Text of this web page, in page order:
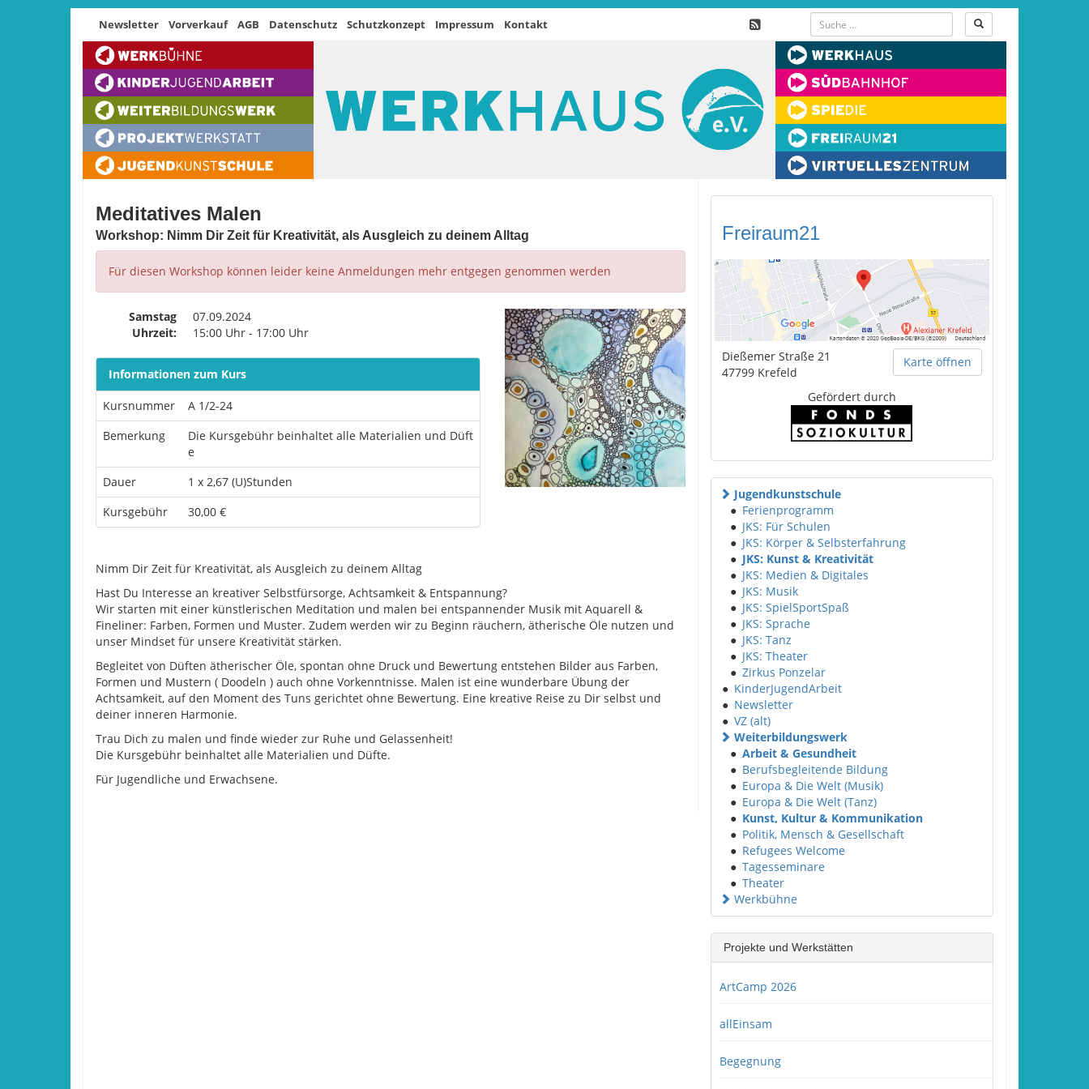
Newsletter Vorverkauf AGB Datenschutz Schutzkonzept Impressum Kontakt
Meditatives Malen
Workshop: Nimm Dir Zeit für Kreativität, als Ausgleich zu deinem Alltag
Für diesen Workshop können leider keine Anmeldungen mehr entgegen genommen werden
Samstag
07.09.2024
Uhrzeit:
15:00 Uhr - 17:00 Uhr
Informationen zum Kurs
Kursnummer
A 1/2-24
Bemerkung
Die Kursgebühr beinhaltet alle Materialien und Düft
e
Dauer
1 x 2,67 (U)Stunden
Kursgebühr
30,00 €
Nimm Dir Zeit für Kreativität, als Ausgleich zu deinem Alltag
Hast Du Interesse an kreativer Selbstfürsorge, Achtsamkeit & Entspannung?
Wir starten mit einer künstlerischen Meditation und malen bei entspannender Musik mit Aquarell &
Fineliner: Farben, Formen und Muster. Zudem werden wir zu Beginn räuchern, ätherische Öle nutzen und
unser Mindset für unsere Kreativität stärken.
Begleitet von Düften ätherischer Öle, spontan ohne Druck und Bewertung entstehen Bilder aus Farben,
Formen und Mustern ( Doodeln ) auch ohne Vorkenntnisse. Malen ist eine wunderbare Übung der
Achtsamkeit, auf den Moment des Tuns gerichtet ohne Bewertung. Eine kreative Reise zu Dir selbst und
deiner inneren Harmonie.
Trau Dich zu malen und finde wieder zur Ruhe und Gelassenheit!
Die Kursgebühr beinhaltet alle Materialien und Düfte.
Für Jugendliche und Erwachsene.
Freiraum21
Karte öffnen
Dießemer Straße 21
47799 Krefeld
Gefördert durch
Jugendkunstschule
● Ferienprogramm
● JKS: Für Schulen
● JKS: Körper & Selbsterfahrung
● JKS: Kunst & Kreativität
● JKS: Medien & Digitales
● JKS: Musik
● JKS: SpielSportSpaß
● JKS: Sprache
● JKS: Tanz
● JKS: Theater
● Zirkus Ponzelar
● KinderJugendArbeit
● Newsletter
● VZ (alt)
Weiterbildungswerk
● Arbeit & Gesundheit
● Berufsbegleitende Bildung
● Europa & Die Welt (Musik)
● Europa & Die Welt (Tanz)
● Kunst, Kultur & Kommunikation
● Politik, Mensch & Gesellschaft
● Refugees Welcome
● Tagesseminare
● Theater
Werkbühne
Projekte und Werkstätten
ArtCamp 2026
allEinsam
Begegnung